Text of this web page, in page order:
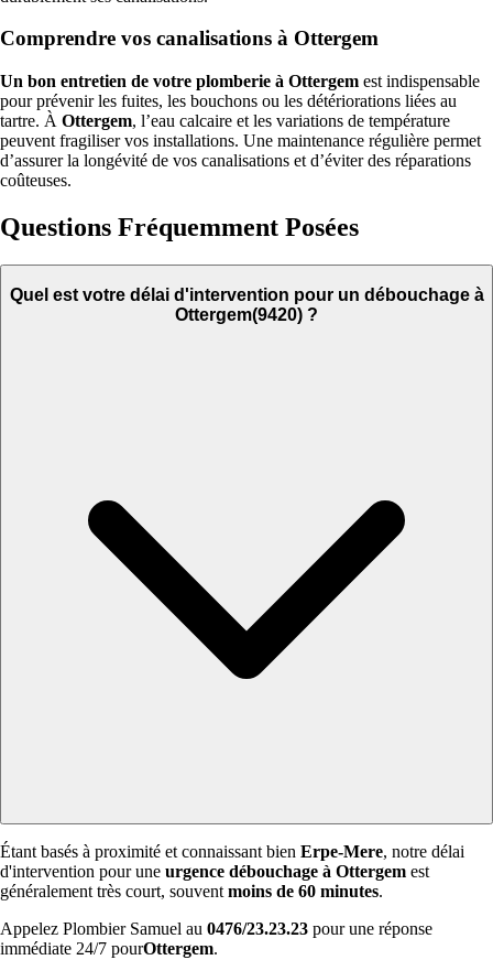
Comprendre vos canalisations à Ottergem
Un bon entretien de votre plomberie à Ottergem est indispensable
pour prévenir les fuites, les bouchons ou les détériorations liées au
tartre. À Ottergem, l’eau calcaire et les variations de température
peuvent fragiliser vos installations. Une maintenance régulière permet
d’assurer la longévité de vos canalisations et d’éviter des réparations
coûteuses.
Questions Fréquemment Posées
Quel est votre délai d'intervention pour un débouchage à
Ottergem(9420) ?
Étant basés à proximité et connaissant bien Erpe-Mere, notre délai
d'intervention pour une urgence débouchage à Ottergem est
généralement très court, souvent moins de 60 minutes.
Appelez Plombier Samuel au 0476/23.23.23 pour une réponse
immédiate 24/7 pourOttergem.